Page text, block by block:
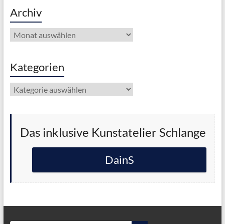
Archiv
Archiv
Kategorien
Kategorien
Das inklusive Kunstatelier Schlange
DainS